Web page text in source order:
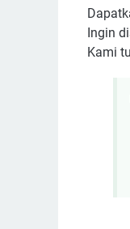
Ingin
Kami